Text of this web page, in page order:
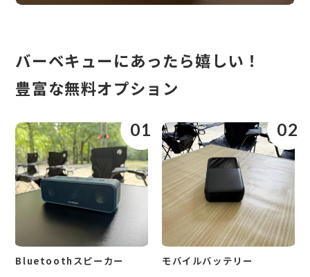
バーベキューにあったら嬉しい！
豊富な無料オプション
01
Bluetoothスピーカー
02
モバイルバッテリー